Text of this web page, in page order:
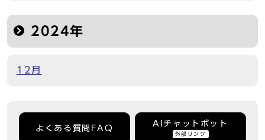
2024年
12月
よくある質問FAQ
AIチャットボット
外部リンク